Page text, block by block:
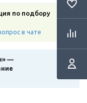
по подбору
в чате
—